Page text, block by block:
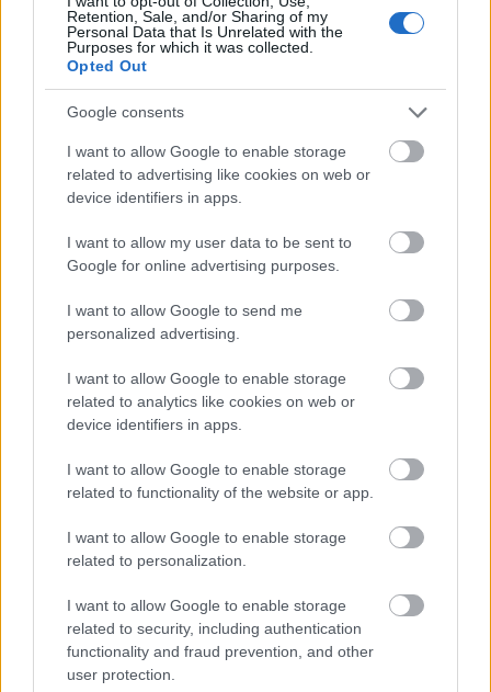
Retention, Sale, and/or Sharing of my
Personal Data that Is Unrelated with the
Purposes for which it was collected.
Opted Out
Google consents
I want to allow Google to enable storage
related to advertising like cookies on web or
device identifiers in apps.
I want to allow my user data to be sent to
Google for online advertising purposes.
I want to allow Google to send me
personalized advertising.
I want to allow Google to enable storage
related to analytics like cookies on web or
device identifiers in apps.
I want to allow Google to enable storage
related to functionality of the website or app.
I want to allow Google to enable storage
related to personalization.
I want to allow Google to enable storage
related to security, including authentication
functionality and fraud prevention, and other
user protection.
Három fotóalbum landolt a postaládánkban a
Critical Mass-ről, ezekből szemezgetünk nektek.Miss
demonstrator - by Matt…
Bicajos after
2012. április 24.
A Critical Mass után hagyomány a levezetés is. Amit
mi most megtörtünk, de a Pántlika Robur Sound
Systemmel és a Toldi Mozi amszterdami magyar
riksásokról szóló filmmel a Holland Nagykövetség
esti hangulatot. Én meg többet nem…